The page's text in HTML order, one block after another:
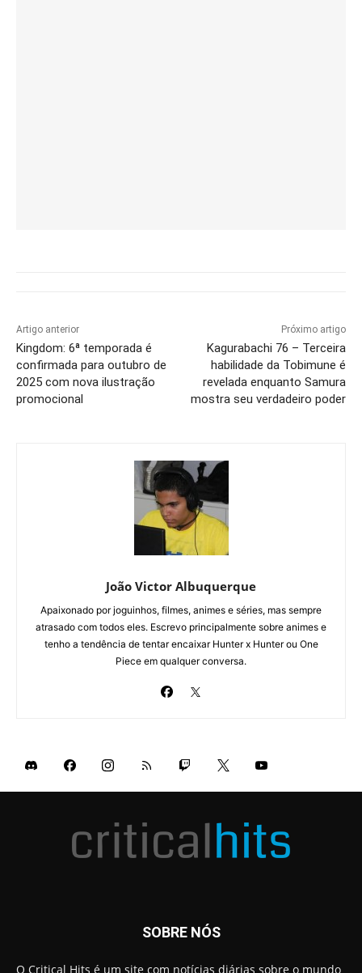
Artigo anterior
Kingdom: 6ª temporada é
confirmada para outubro de
2025 com nova ilustração
promocional
Próximo artigo
Kagurabachi 76 – Terceira
habilidade da Tobimune é
revelada enquanto Samura
mostra seu verdadeiro poder
João Victor Albuquerque
Apaixonado por joguinhos, filmes, animes e séries, mas sempre
atrasado com todos eles. Escrevo principalmente sobre animes e
tenho a tendência de tentar encaixar Hunter x Hunter ou One
Piece em qualquer conversa.
SOBRE NÓS
O Critical Hits é um site com notícias diárias sobre o mundo